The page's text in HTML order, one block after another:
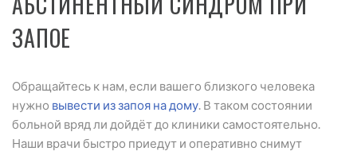
ЗАПОЕ
Обращайтесь к нам, если вашего близкого человека
нужно вывести из запоя на дому. В таком состоянии
больной вряд ли дойдёт до клиники самостоятельно.
Наши врачи быстро приедут и оперативно снимут